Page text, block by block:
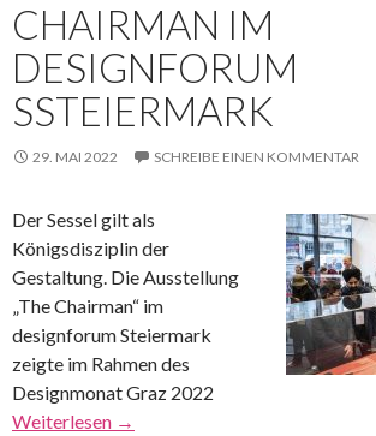
CHAIRMAN IM
DESIGNFORUM
SSTEIERMARK
29. MAI 2022 SCHREIBE EINEN KOMMENTAR
Der Sessel gilt als
Königsdisziplin der
Gestaltung. Die Ausstellung
„The Chairman“ im
designforum Steiermark
zeigte im Rahmen des
Designmonat Graz 2022
Weiterlesen →